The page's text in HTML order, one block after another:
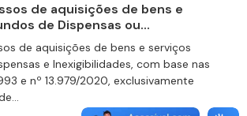
de aquisições de bens e
de Dispensas ou...
de aquisições de bens e serviços
e Inexigibilidades, com base nas
e nº 13.979/2020, exclusivamente